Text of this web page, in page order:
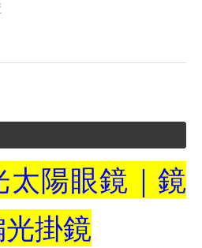
太陽眼鏡｜鏡
掛鏡